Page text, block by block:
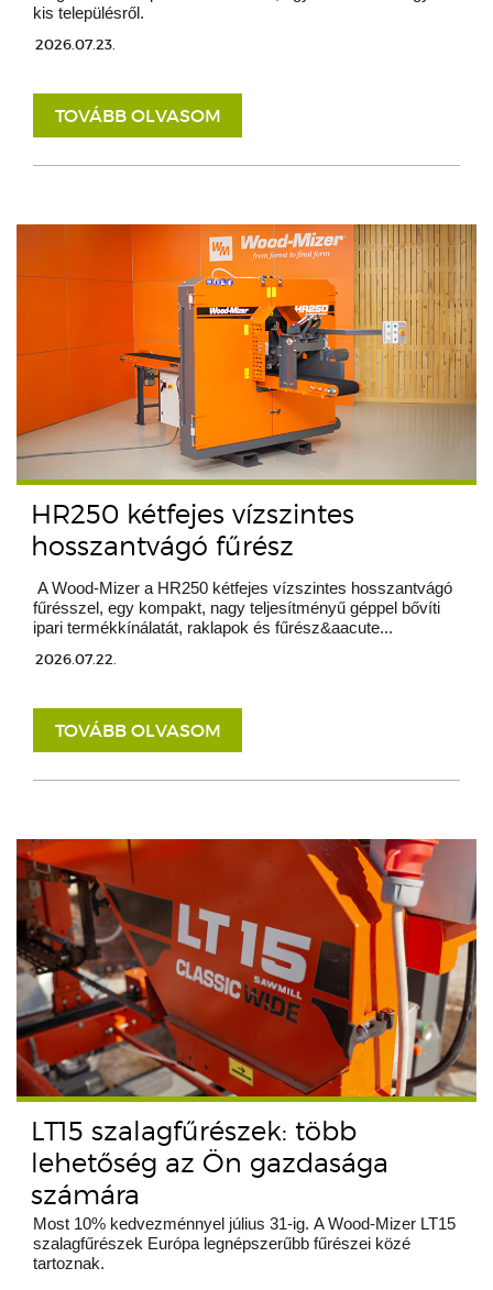
kis településről.
2026.07.23.
TOVÁBB OLVASOM
HR250 kétfejes vízszintes
hosszantvágó fűrész
A Wood-Mizer a HR250 kétfejes vízszintes hosszantvágó
fűrésszel, egy kompakt, nagy teljesítményű géppel bővíti
ipari termékkínálatát, raklapok és fűrész&aacute...
2026.07.22.
TOVÁBB OLVASOM
LT15 szalagfűrészek: több
lehetőség az Ön gazdasága
számára
Most 10% kedvezménnyel július 31-ig. A Wood-Mizer LT15
szalagfűrészek Európa legnépszerűbb fűrészei közé
tartoznak.